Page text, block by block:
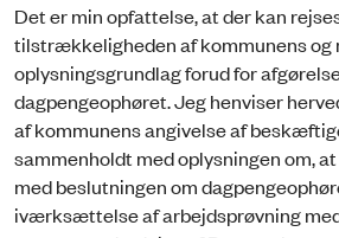
Det er min opfattelse, at der kan
tilstrækkeligheden af kommunens
oplysningsgrundlag forud for
dagpengeophøret. Jeg henviser
af kommunens angivelse af
sammenholdt med oplysningen om,
med beslutningen om
iværksættelse af arbejdsprøvning